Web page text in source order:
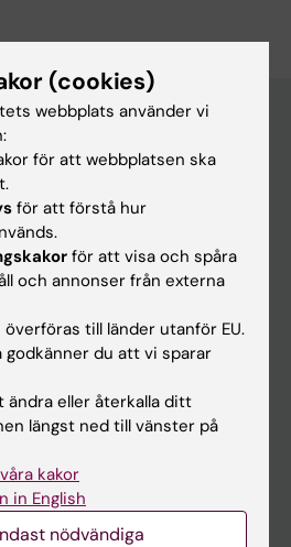
(cookies)
webbplats använder vi
för att webbplatsen ska
för att förstå hur
för att visa och spåra
och annonser från externa
till länder utanför EU.
du att vi sparar
ändra eller återkalla ditt
längst ned till vänster på
kakor
in English
nödvändiga